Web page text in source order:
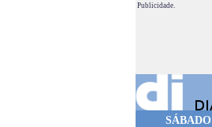
Publicidade.
SÁBADO